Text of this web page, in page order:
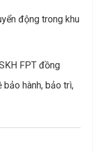
động trong khu
FPT đồng
bảo hành, bảo trì,